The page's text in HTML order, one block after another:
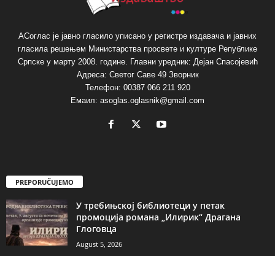
АСоглас је јавно гласило уписано у регистре издавача и јавних
гласила решењем Министарства просвете и културе Републике
Српске у марту 2008. године. Главни уредник: Дејан Спасојевић
Адреса: Светог Саве 49 Зворник
Телефон: 00387 066 211 920
Емаил: asoglas.oglasnik@gmail.com
PREPORUČUJEMO
У требињској библиотеци у петак
промоција романа „Илирик“ Драгана
Глоговца
August 5, 2026